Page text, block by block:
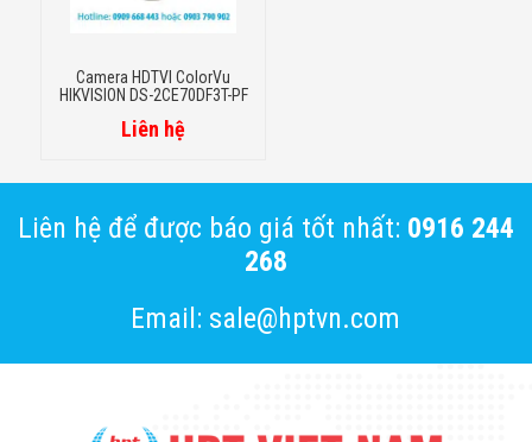
Camera HDTVI ColorVu
HIKVISION DS-2CE70DF3T-PF
Liên hệ
Liên hệ để được báo giá tốt nhất: 0916 244
268
Email: sale@hptvn.com